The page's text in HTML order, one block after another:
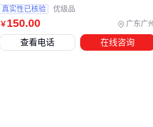
￥ 150.00 广东广
真实性已核验 优级品
查看电话 在线咨询